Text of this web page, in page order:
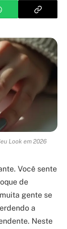
Look em 2026
Você sente
de
gente se
a
Neste